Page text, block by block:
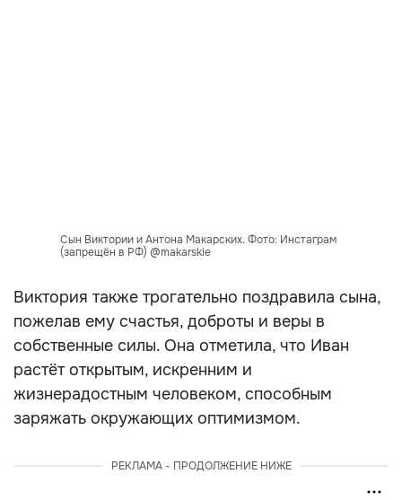
Сын Виктории и Антона Макарских. Фото: Инстаграм
(запрещён в РФ) @makarskie
Виктория также трогательно поздравила сына,
пожелав ему счастья, доброты и веры в
собственные силы. Она отметила, что Иван
растёт открытым, искренним и
жизнерадостным человеком, способным
заряжать окружающих оптимизмом.
РЕКЛАМА - ПРОДОЛЖЕНИЕ НИЖЕ